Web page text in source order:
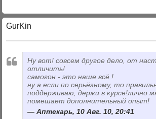
GurKin
Ну вот! совсем другое дело, от
отличить!
самогон - это наше всё !
ну а если по серьёзному, то
поддерживаю, держи в курсе!лично
помешает дополнительный опыт!
Аптекарь, 10 Авг. 10, 20:41